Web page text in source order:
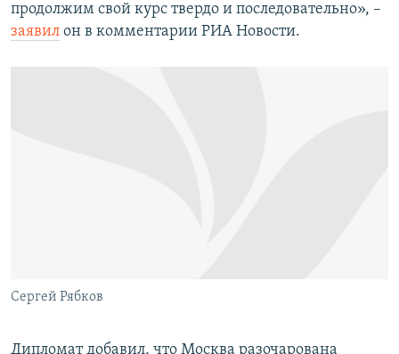
продолжим свой курс твердо и последовательно», –
заявил он в комментарии РИА Новости.
Сергей Рябков
Дипломат добавил, что Москва разочарована